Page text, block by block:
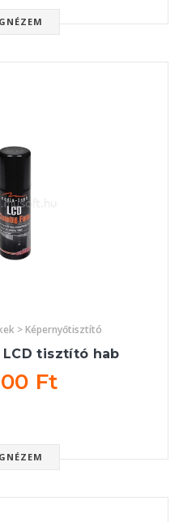
> Képernyőtisztító
LCD tisztító hab
Ft